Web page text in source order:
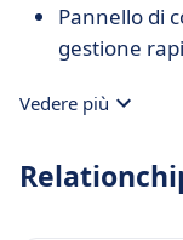
Pannello di
gestione
Vedere più